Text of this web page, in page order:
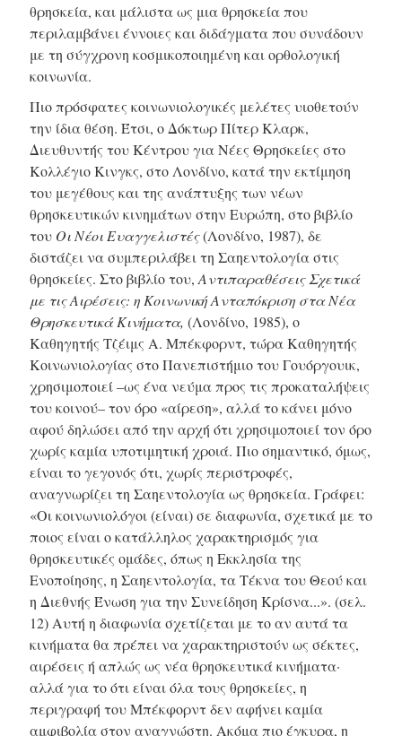
θρησκεία, και μάλιστα ως μια θρησκεία που
περιλαμβάνει έννοιες και διδάγματα που συνάδουν
με τη σύγχρονη κοσμικοποιημένη και ορθολογική
κοινωνία.
Πιο πρόσφατες κοινωνιολογικές μελέτες υιοθετούν
την ίδια θέση. Έτσι, ο Δόκτωρ Πίτερ Κλαρκ,
Διευθυντής του Κέντρου για Νέες Θρησκείες στο
Κολλέγιο Κινγκς, στο Λονδίνο, κατά την εκτίμηση
του μεγέθους και της ανάπτυξης των νέων
θρησκευτικών κινημάτων στην Ευρώπη, στο βιβλίο
του Οι Νέοι Ευαγγελιστές(Λονδίνο, 1987), δε
διστάζει να συμπεριλάβει τη Σαηεντολογία στις
θρησκείες. Στο βιβλίο του, Αντιπαραθέσεις Σχετικά
με τις Αιρέσεις: η Κοινωνική Ανταπόκριση στα Νέα
Θρησκευτικά Κινήματα, (Λονδίνο, 1985), ο
Καθηγητής Τζέιμς Α. Μπέκφορντ, τώρα Καθηγητής
Κοινωνιολογίας στο Πανεπιστήμιο του Γουόργουικ,
χρησιμοποιεί –ως ένα νεύμα προς τις προκαταλήψεις
του κοινού– τον όρο «αίρεση», αλλά το κάνει μόνο
αφού δηλώσει από την αρχή ότι χρησιμοποιεί τον όρο
χωρίς καμία υποτιμητική χροιά. Πιο σημαντικό, όμως,
είναι το γεγονός ότι, χωρίς περιστροφές,
αναγνωρίζει τη Σαηεντολογία ως θρησκεία. Γράφει:
«Οι κοινωνιολόγοι (είναι) σε διαφωνία, σχετικά με το
ποιος είναι ο κατάλληλος χαρακτηρισμός για
θρησκευτικές ομάδες, όπως η Εκκλησία της
Ενοποίησης, η Σαηεντολογία, τα Τέκνα του Θεού και
η Διεθνής Ένωση για την Συνείδηση Κρίσνα...». (σελ.
12) Αυτή η διαφωνία σχετίζεται με το αν αυτά τα
κινήματα θα πρέπει να χαρακτηριστούν ως σέκτες,
αιρέσεις ή απλώς ως νέα θρησκευτικά κινήματα·
αλλά για το ότι είναι όλα τους θρησκείες, η
περιγραφή του Μπέκφορντ δεν αφήνει καμία
αμφιβολία στον αναγνώστη. Ακόμα πιο έγκυρα, η